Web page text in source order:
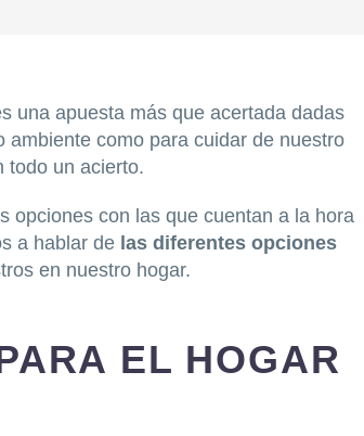
una apuesta más que acertada dadas
ambiente como para cuidar de nuestro
todo un acierto.
opciones con las que cuentan a la hora
a hablar de las diferentes opciones
en nuestro hogar.
EL HOGAR